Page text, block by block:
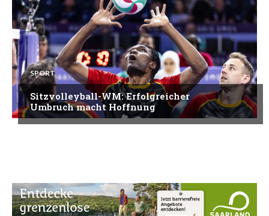
SPORT
Sitzvolleyball-WM: Erfolgreicher
Umbruch macht Hoffnung